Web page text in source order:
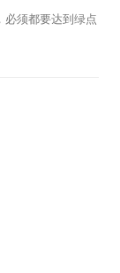
必须都要达到绿点